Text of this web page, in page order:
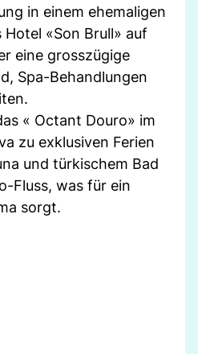
in einem ehemaligen
«Son Brull» auf
eine grosszügige
Spa-Behandlungen
« Octant Douro» im
zu exklusiven Ferien
und türkischem Bad
Fluss, was für ein
sorgt.